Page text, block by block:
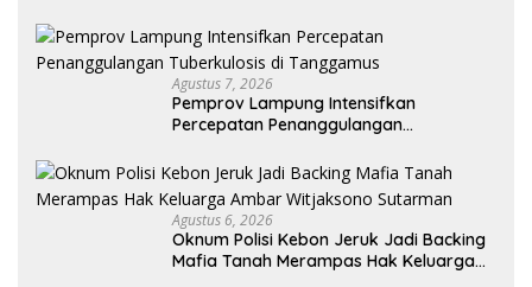
Agustus 7, 2026
Pemprov Lampung Intensifkan
Percepatan Penanggulangan
Agustus 6, 2026
Oknum Polisi Kebon Jeruk Jadi Backing
Mafia Tanah Merampas Hak Keluarga